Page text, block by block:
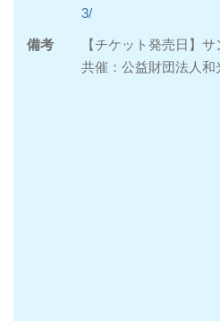
3/
備考
【チケット発売日】
共催：公益財団法人和